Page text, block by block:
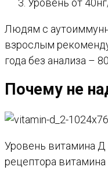
Уровень от
Людям с
взрослым
года без анализа –
Почему не
Уровень витамина
рецептора